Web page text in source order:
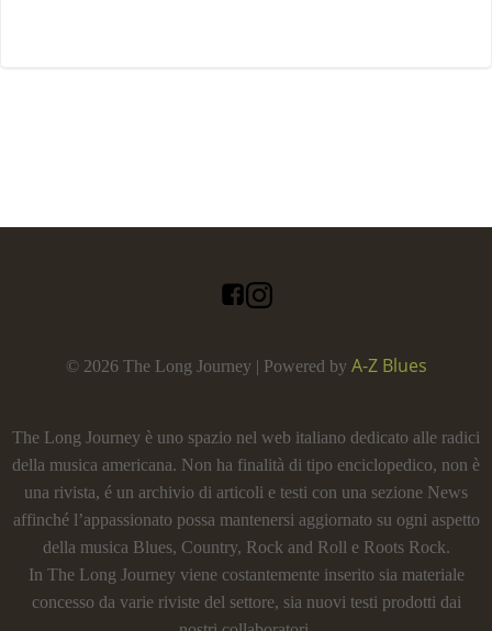
© 2026 The Long Journey | Powered by A-Z Blues
The Long Journey è uno spazio nel web italiano dedicato alle radici
della musica americana. Non ha finalità di tipo enciclopedico, non è
una rivista, é un archivio di articoli e testi con una sezione News
affinché l’appassionato possa mantenersi aggiornato su ogni aspetto
della musica Blues, Country, Rock and Roll e Roots Rock.
In The Long Journey viene costantemente inserito sia materiale
concesso da varie riviste del settore, sia nuovi testi prodotti dai